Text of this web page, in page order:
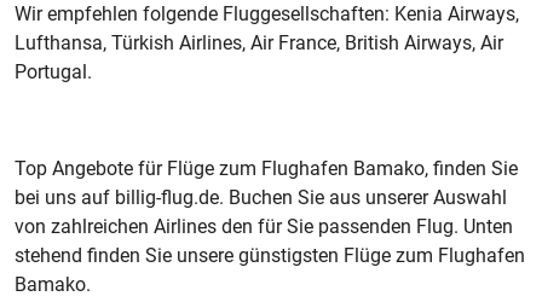
Wir empfehlen folgende Fluggesellschaften: Kenia Airways,
Lufthansa, Türkish Airlines, Air France, British Airways, Air
Portugal.
Top Angebote für Flüge zum Flughafen Bamako, finden Sie
bei uns auf billig-flug.de. Buchen Sie aus unserer Auswahl
von zahlreichen Airlines den für Sie passenden Flug. Unten
stehend finden Sie unsere günstigsten Flüge zum Flughafen
Bamako.